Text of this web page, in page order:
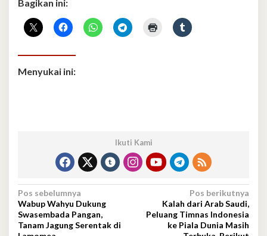
Bagikan ini:
Menyukai ini:
Ikuti Kami
Navigasi
pos
Pos sebelumnya
Wabup Wahyu Dukung
Swasembada Pangan,
Tanam Jagung Serentak di
Pos berikutnya
Kalah dari Arab Saudi,
Peluang Timnas Indonesia
ke Piala Dunia Masih